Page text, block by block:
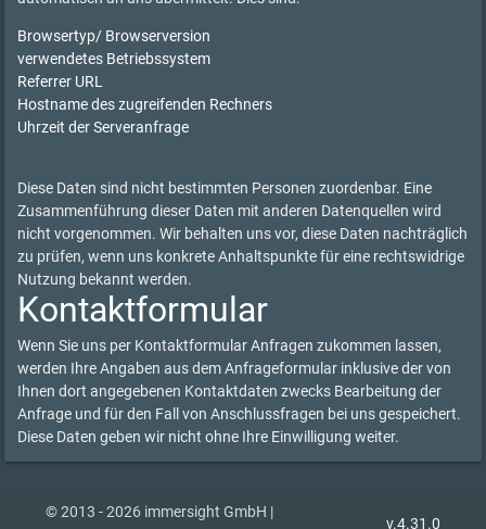
Browsertyp/ Browserversion
verwendetes Betriebssystem
Referrer URL
Hostname des zugreifenden Rechners
Uhrzeit der Serveranfrage
Diese Daten sind nicht bestimmten Personen zuordenbar. Eine
Zusammenführung dieser Daten mit anderen Datenquellen wird
nicht vorgenommen. Wir behalten uns vor, diese Daten nachträglich
zu prüfen, wenn uns konkrete Anhaltspunkte für eine rechtswidrige
Nutzung bekannt werden.
Kontaktformular
Wenn Sie uns per Kontaktformular Anfragen zukommen lassen,
werden Ihre Angaben aus dem Anfrageformular inklusive der von
Ihnen dort angegebenen Kontaktdaten zwecks Bearbeitung der
Anfrage und für den Fall von Anschlussfragen bei uns gespeichert.
Diese Daten geben wir nicht ohne Ihre Einwilligung weiter.
© 2013 - 2026 immersight GmbH |
v.4.31.0